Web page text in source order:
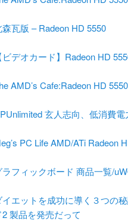
森瓦版 – Radeon HD 5550
ビデオカード】Radeon HD
AMD’s Cafe:Radeon HD
玄人志向、低消費
PC Life AMD/ATi Radeon
ラフィックボード 商品一覧/
イエットを成功に導く３つの
2 製品を発売だって